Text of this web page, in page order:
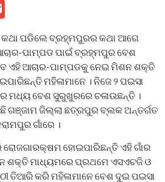
ପଡିଲେ ବ୍ରହ୍ମପୁରର କଥା ଆଗେ
ପାମ୍ପଡ ପାଇଁ ବ୍ରହ୍ମପୁର ବେଶ
ଏହି ଆଚାର-ପାମ୍ପଡକୁ ନେଇ ମିଶନ ଶକ୍ତି
ମହିଳାମାନେ । ନିଜେ ୨ ପଇସା
ମଧ୍ୟ ବେଶ ସୁରୁଖୁରରେ ଚଳାଉଛନ୍ତି ।
ଗଞ୍ଜାମ ଜିଲ୍ଲା ଛତ୍ରପୁର ବ୍ଲକ ଅନ୍ତର୍ଗତ
ଗାଁରେ ।
ହୋଇପାରିଛନ୍ତି ଏହି ଗାଁର
ଶକ୍ତି ମାଧ୍ୟମରେ ପ୍ରଥମେ ଏସଏଚଜି ଓ
ତିଆରି କରି ମହିଳାମାନେ ବେଶ ଦୁଇ ପଇସା